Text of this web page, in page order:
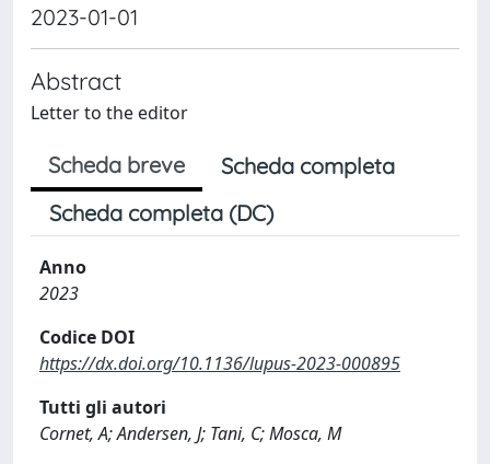
2023-01-01
Abstract
Letter to the editor
Scheda breve
Scheda completa
Scheda completa (DC)
Anno
2023
Codice DOI
https://dx.doi.org/10.1136/lupus-2023-000895
Tutti gli autori
Cornet, A; Andersen, J; Tani, C; Mosca, M